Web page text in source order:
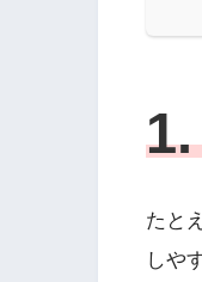
たと
しや